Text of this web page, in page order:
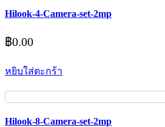
Hilook-4-Camera-set-2mp
฿0.00
หยิบใส่ตะกร้า
Hilook-8-Camera-set-2mp